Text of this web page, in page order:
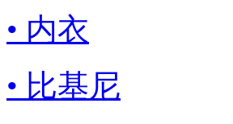
• 内衣
• 比基尼